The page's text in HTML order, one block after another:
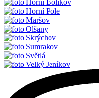
Horní Bolíkov
Horní Pole
Maršov
Olšany
Skrýchov
Sumrakov
Světlá
Velký Jeníkov